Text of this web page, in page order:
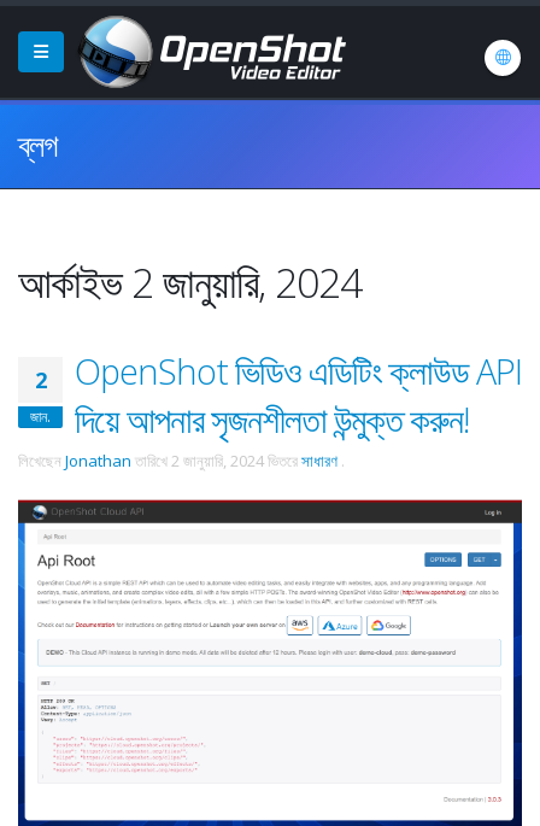
ব্লগ
আর্কাইভ 2 জানুয়ারি, 2024
2
জান.
OpenShot ভিডিও এডিটিং ক্লাউড API
দিয়ে আপনার সৃজনশীলতা উন্মুক্ত করুন!
লিখেছেন Jonathan তারিখে2 জানুয়ারি, 2024ভিতরেসাধারণ .